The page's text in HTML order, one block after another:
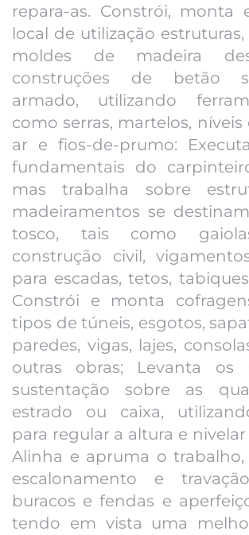
repara-as. Constrói, monta
local de utilização
moldes de madeira
construções de betão
armado, utilizando
como serras, martelos,
ar e fios-de-prumo:
fundamentais do
mas trabalha sobre
madeiramentos se
tosco, tais como
construção civil,
para escadas, tetos,
Constrói e monta
tipos de túneis, esgotos,
paredes, vigas, lajes,
outras obras; Levanta os
sustentação sobre as
estrado ou caixa,
para regular a altura e
Alinha e apruma o
escalonamento e
buracos e fendas e
tendo em vista uma